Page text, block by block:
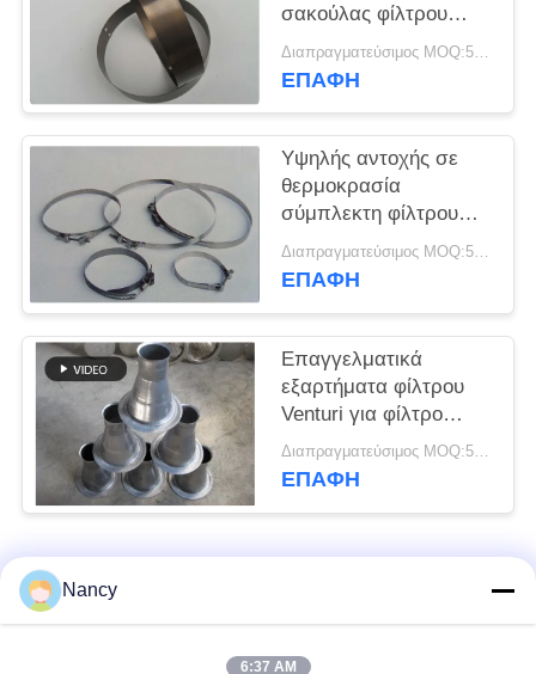
ΖΗΤΉΣΤΕ
ΈΝΑ
ΑΠΌΣΠΑΣΜΑ
SITEMAP
ΠΟΛΙΤΙΚΉ
ΑΠΟΡΡΉΤΟΥ
σακούλας φίλτρου
Snap Band
Διαφορετικό υλικό και
Διαπραγματεύσιμος MOQ:50 τεμ
ΕΠΑΦΉ
Υψηλής αντοχής σε
θερμοκρασία
σύμπλεκτη φίλτρου
χαμηλής ευκαμψίας
Διαπραγματεύσιμος MOQ:50 τεμ
ΕΠΑΦΉ
Επαγγελματικά
εξαρτήματα φίλτρου
Venturi για φίλτρο
κλουβί
προσαρμοσμένο
Διαπραγματεύσιμος MOQ:50 τεμ
ΕΠΑΦΉ
Λαϊκή κατηγορία
Τύπος φίλτρου
Nancy
6:37 AM